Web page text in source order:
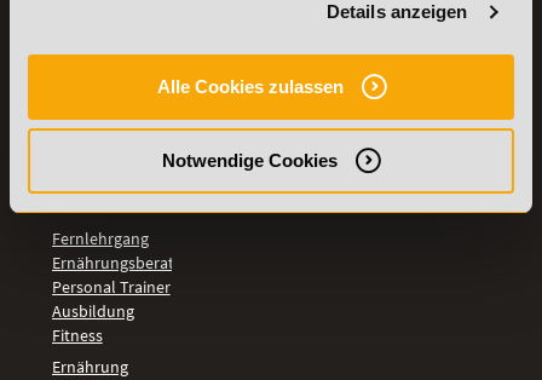
Details anzeigen
Alle Cookies zulassen
Notwendige Cookies
Fernlehrgang
Personal Trainer
Personal Coach
werden
Mentaltrainer
Motivationstrainer
BILDUNGSBEREICHE
Fernlehrgang
Ernährungsberater
Personal Trainer
Ausbildung
Fitness
Ernährung